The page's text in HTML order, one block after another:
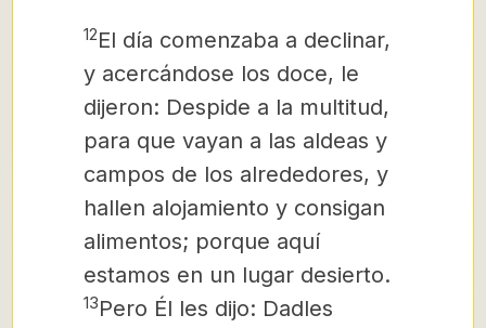
12El día comenzaba a declinar,
y acercándose los doce, le
dijeron: Despide a la multitud,
para que vayan a las aldeas y
campos de los alrededores, y
hallen alojamiento y consigan
alimentos; porque aquí
estamos en un lugar desierto.
13Pero Él les dijo: Dadles